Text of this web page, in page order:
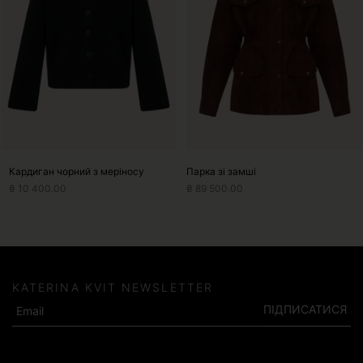
Кардиган чорний з меріносу
₴ 10 400.00
Параметри
вибрати
сторінці
Парка зі замші
₴ 89 500.00
Параметри
вибрати
сторінці
KATERINA KVIT NEWSLETTER
ПІДПИСАТИСЯ